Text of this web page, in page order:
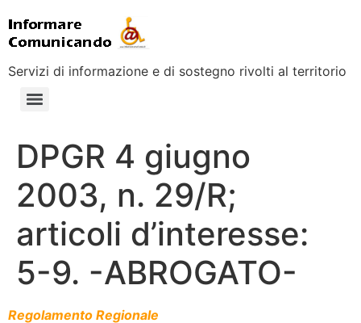
Servizi di informazione e di sostegno rivolti al territorio
DPGR 4 giugno
2003, n. 29/R;
articoli d’interesse:
5-9. -ABROGATO-
Regolamento Regionale